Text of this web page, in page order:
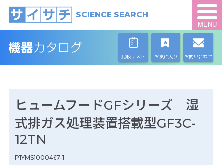
SCIENCE SEARCH
MENU
比較リスト お気に入り お問い合わせ
ヒュームフードGFシリーズ 湿
式排ガス処理装置搭載型GF3C-
12TN
P1YMS1000467-1